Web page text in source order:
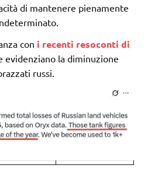
di mantenere pienamente
con i recenti resoconti di
evidenziano la diminuzione
russi.